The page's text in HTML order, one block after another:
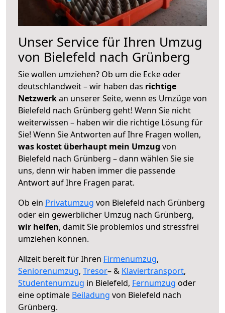
Unser Service für Ihren Umzug
von Bielefeld nach Grünberg
Sie wollen umziehen? Ob um die Ecke oder
deutschlandweit – wir haben das richtige
Netzwerkan unserer Seite, wenn es Umzüge von
Bielefeld nach Grünberg geht! Wenn Sie nicht
weiterwissen – haben wir die richtige Lösung für
Sie! Wenn Sie Antworten auf Ihre Fragen wollen,
was kostet überhaupt mein Umzug von
Bielefeld nach Grünberg – dann wählen Sie sie
uns, denn wir haben immer die passende
Antwort auf Ihre Fragen parat.
Ob ein Privatumzug von Bielefeld nach Grünberg
oder ein gewerblicher Umzug nach Grünberg,
wir helfen, damit Sie problemlos und stressfrei
umziehen können.
Allzeit bereit für Ihren Firmenumzug,
Seniorenumzug, Tresor– & Klaviertransport,
Studentenumzug in Bielefeld, Fernumzug oder
eine optimale Beiladung von Bielefeld nach
Grünberg.